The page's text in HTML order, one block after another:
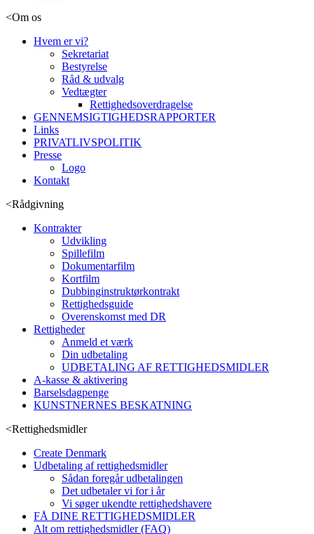
<Om os
Hvem er vi?
Sekretariat
Bestyrelse
Råd & udvalg
Vedtægter
Rettighedsoverdragelse
GENNEMSIGTIGHEDSRAPPORTER
Links
PRIVATLIVSPOLITIK
Presse
Logo
Kontakt
<Rådgivning
Kontrakter
Udvikling
Spillefilm
Dokumentarfilm
Kortfilm
Dubbinginstruktørkontrakt
Rettighedsguide
Overenskomst med DR
Rettigheder
Anmeld et værk
Din udbetaling
UDBETALING AF RETTIGHEDSMIDLER
A-kasse & aktivering
Barselsdagpenge
KUNSTNERNES BESKATNING
<Rettighedsmidler
Create Denmark
Udbetaling af rettighedsmidler
Sådan foregår udbetalingen
Det udbetaler vi for i år
Vi søger ukendte rettighedshavere
FÅ DINE RETTIGHEDSMIDLER
Alt om rettighedsmidler (FAQ)